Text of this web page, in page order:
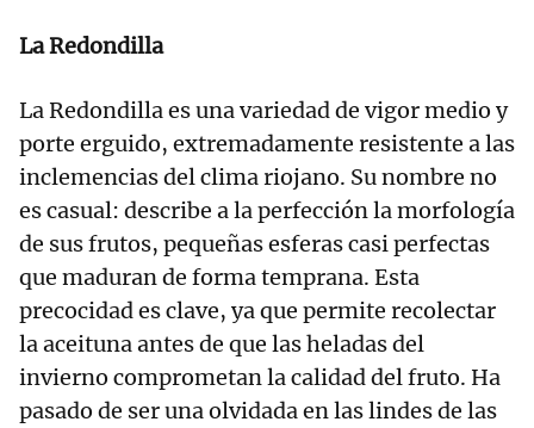
La Redondilla
La Redondilla es una variedad de vigor medio y
porte erguido, extremadamente resistente a las
inclemencias del clima riojano. Su nombre no
es casual: describe a la perfección la morfología
de sus frutos, pequeñas esferas casi perfectas
que maduran de forma temprana. Esta
precocidad es clave, ya que permite recolectar
la aceituna antes de que las heladas del
invierno comprometan la calidad del fruto. Ha
pasado de ser una olvidada en las lindes de las